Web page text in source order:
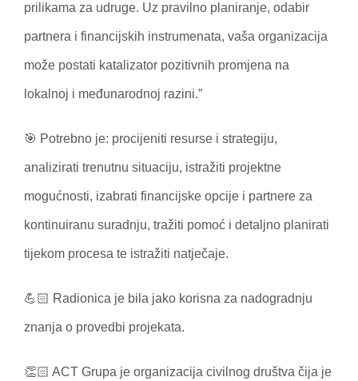
prilikama za udruge. Uz pravilno planiranje, odabir
partnera i financijskih instrumenata, vaša organizacija
može postati katalizator pozitivnih promjena na
lokalnoj i međunarodnoj razini.”
🎯 Potrebno je: procijeniti resurse i strategiju,
analizirati trenutnu situaciju, istražiti projektne
mogućnosti, izabrati financijske opcije i partnere za
kontinuiranu suradnju, tražiti pomoć i detaljno planirati
tijekom procesa te istražiti natječaje.
💪🏻 Radionica je bila jako korisna za nadogradnju
znanja o provedbi projekata.
👏🏻 ACT Grupa je organizacija civilnog društva čija je